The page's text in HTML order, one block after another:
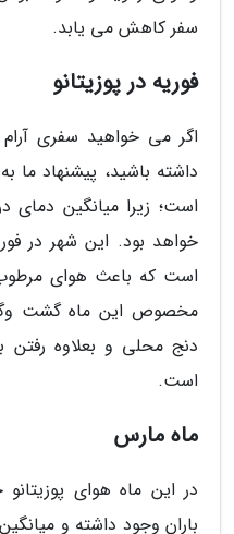
سفر کاهش می یابد.
فوریه در پوزیتانو
اگر می خواهید سفری آرام
داشته باشید، پیشنهاد ما
است که باعث هوای
مخصوص این ماه گشت
دنج محلی و بعلاوه رفتن
است.
ماه مارس
در این ماه هوای